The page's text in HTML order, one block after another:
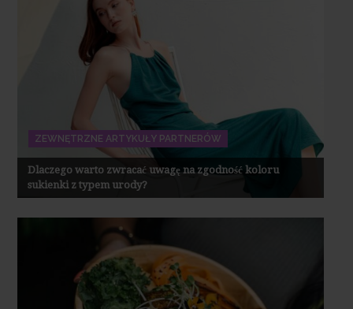
ZEWNĘTRZNE ARTYKUŁY PARTNERÓW
Dlaczego warto zwracać uwagę na zgodność koloru
sukienki z typem urody?